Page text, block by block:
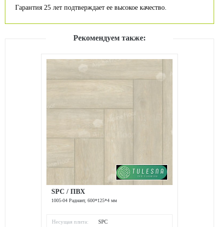
Гарантия 25 лет подтверждает ее высокое качество.
Рекомендуем также:
SPC / ПВХ
1005-04 Радиант, 600*125*4 мм
Несущая плита:
SPC